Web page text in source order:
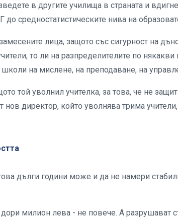
в другите училища в страната и
средностатистическите нива на
лица, защото със сигурност на
то ли на разпределителите по някакви
на мислене, на преподаване, на
той уволнил учителка, за това, че не
директор, който уволнява трима
дълги години може и да не намери
милион лева - не повече. А разрушават